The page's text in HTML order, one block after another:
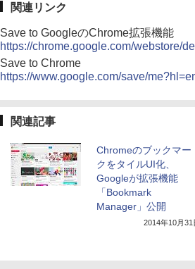
関連リンク
Save to GoogleのChrome拡張機能
https://chrome.google.com/webstore/
Save to Chrome
https://www.google.com/save/
関連記事
Chromeのブックマー
クをタイルUI化、
Googleが拡張機能
「Bookmark
Manager」公開
2014年10月31